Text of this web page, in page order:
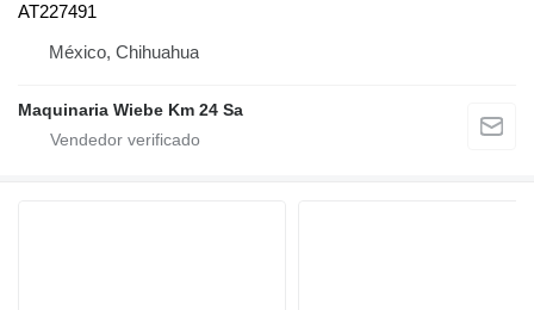
AT227491
México, Chihuahua
Maquinaria Wiebe Km 24 Sa